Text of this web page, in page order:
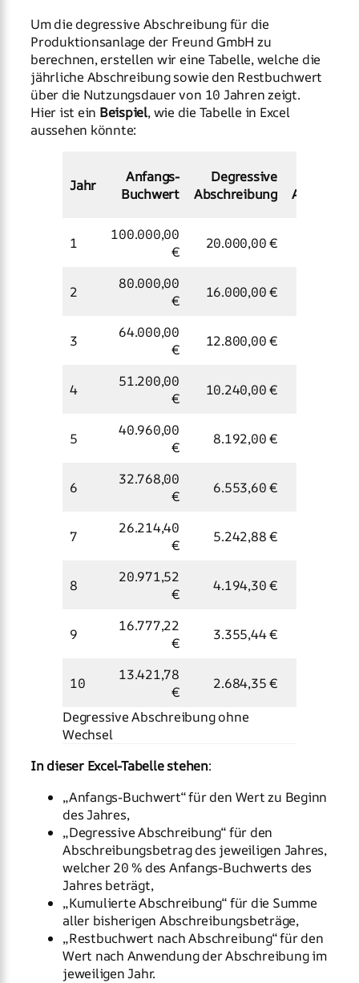
Um die degressive Abschreibung für die
Produktionsanlage der Freund GmbH zu
berechnen, erstellen wir eine Tabelle, welche die
jährliche Abschreibung sowie den Restbuchwert
über die Nutzungsdauer von 10 Jahren zeigt.
Hier ist ein Beispiel, wie die Tabelle in Excel
aussehen könnte:
Jahr
Anfangs-
Buchwert
Degressive
Abschreibung
1
100.000,00
€
20.000,00 €
2
80.000,00
€
16.000,00 €
3
64.000,00
€
12.800,00 €
4
51.200,00
€
10.240,00 €
5
40.960,00
€
8.192,00 €
6
32.768,00
€
6.553,60 €
7
26.214,40
€
5.242,88 €
8
20.971,52
€
4.194,30 €
9
16.777,22
€
3.355,44 €
10
13.421,78
€
2.684,35 €
Degressive Abschreibung ohne
Wechsel
In dieser Excel-Tabelle stehen:
„Anfangs-Buchwert“ für den Wert zu Beginn
des Jahres,
„Degressive Abschreibung“ für den
Abschreibungsbetrag des jeweiligen Jahres,
welcher 20 % des Anfangs-Buchwerts des
Jahres beträgt,
„Kumulierte Abschreibung“ für die Summe
aller bisherigen Abschreibungsbeträge,
„Restbuchwert nach Abschreibung“ für den
Wert nach Anwendung der Abschreibung im
jeweiligen Jahr.